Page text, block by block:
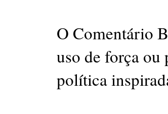
O Comentário
uso de força ou
política